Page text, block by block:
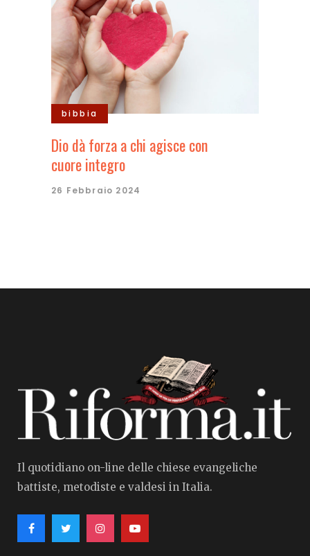
bibbia
Dio dà forza a chi agisce con
cuore integro
26 Febbraio 2024
Il quotidiano on-line delle chiese evangeliche
battiste, metodiste e valdesi in Italia.